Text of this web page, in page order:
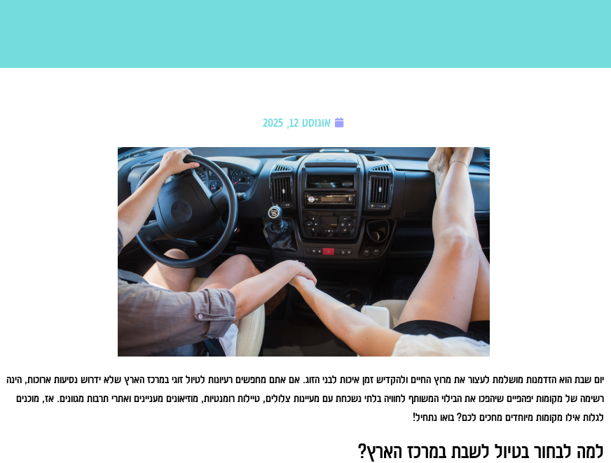
אוגוסט 12, 2025
יום שבת הוא הזדמנות מושלמת לעצור את מרוץ החיים ולהקדיש זמן איכות לבני הזוג. אם אתם מחפשים רעיונות לטיול זוגי במרכז הארץ שלא ידרוש נסיעות ארוכות, הינה
רשימה של מקומות יפהפיים שיהפכו את הבילוי המשותף לחוויה בלתי נשכחת עם מעיינות צלולים, טיילות רומנטיות, מוזיאונים מעניינים ואתרי תרבות מגוונים. אז, מוכנים
לגלות אילו מקומות מיוחדים מחכים לכם? בואו נתחיל!
למה לבחור בטיול לשבת במרכז הארץ?